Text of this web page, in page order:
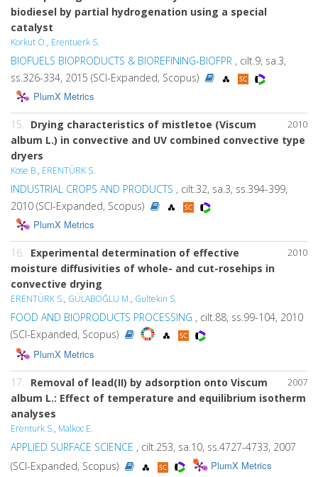
biodiesel by partial hydrogenation using a special
catalyst
Korkut Ö., Erentuerk S.
BIOFUELS BIOPRODUCTS & BIOREFINING-BIOFPR , cilt.9, sa.3,
ss.326-334, 2015 (SCI-Expanded, Scopus)
PlumX Metrics
2010
15. Drying characteristics of mistletoe (Viscum
album L.) in convective and UV combined convective type
dryers
Kose B., ERENTÜRK S.
INDUSTRIAL CROPS AND PRODUCTS , cilt.32, sa.3, ss.394-399,
2010 (SCI-Expanded, Scopus)
PlumX Metrics
2010
16. Experimental determination of effective
moisture diffusivities of whole- and cut-rosehips in
convective drying
ERENTÜRK S., GÜLABOĞLU M., Gultekin S.
FOOD AND BIOPRODUCTS PROCESSING , cilt.88, ss.99-104, 2010
(SCI-Expanded, Scopus)
PlumX Metrics
2007
17. Removal of lead(II) by adsorption onto Viscum
album L.: Effect of temperature and equilibrium isotherm
analyses
Erenturk S., Malkoc E.
APPLIED SURFACE SCIENCE , cilt.253, sa.10, ss.4727-4733, 2007
(SCI-Expanded, Scopus)
PlumX Metrics